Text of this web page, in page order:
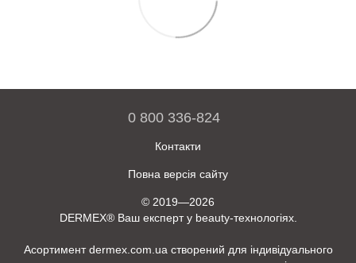
0 800 336-824
Контакти
Повна версія сайту
© 2019—2026
DERMEX® Ваш експерт у beauty-технологіях.
Асортимент dermex.com.ua створений для індивідуального